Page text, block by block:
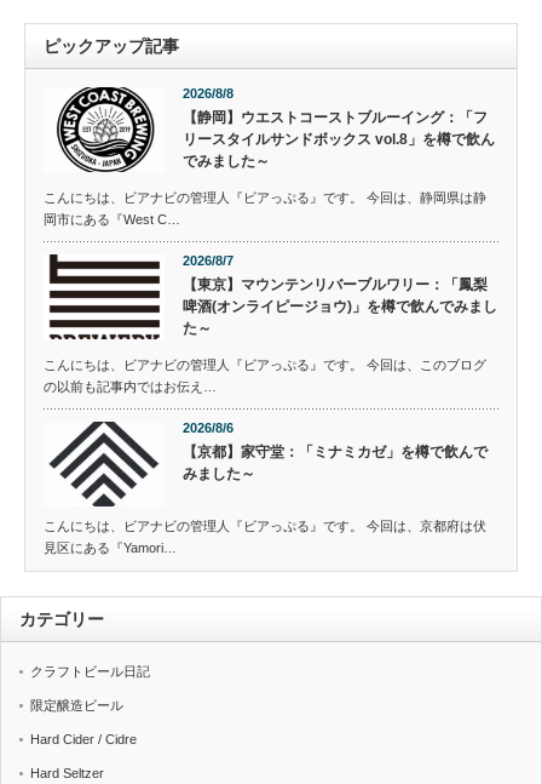
ピックアップ記事
2026/8/8
【静岡】ウエストコーストブルーイング：「フ
リースタイルサンドボックス vol.8」を樽で飲ん
でみました～
こんにちは、ビアナビの管理人『ビアっぷる』です。 今回は、静岡県は静
岡市にある『West C…
2026/8/7
【東京】マウンテンリバーブルワリー：「鳳梨
啤酒(オンライピージョウ)」を樽で飲んでみまし
た～
こんにちは、ビアナビの管理人『ビアっぷる』です。 今回は、このブログ
の以前も記事内ではお伝え…
2026/8/6
【京都】家守堂：「ミナミカゼ」を樽で飲んで
みました～
こんにちは、ビアナビの管理人『ビアっぷる』です。 今回は、京都府は伏
見区にある『Yamori…
カテゴリー
クラフトビール日記
限定醸造ビール
Hard Cider / Cidre
Hard Seltzer